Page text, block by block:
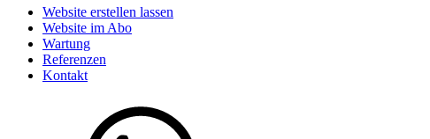
Website erstellen lassen
Website im Abo
Wartung
Referenzen
Kontakt